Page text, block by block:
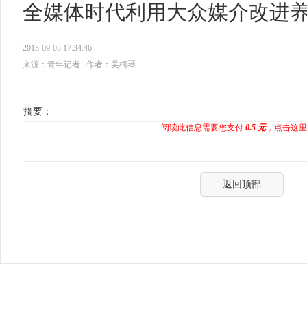
全媒体时代利用大众媒介改进
2013-09-05 17:34:46
来源：青年记者
作者：吴柯琴
摘要：
阅读此信息需要您支付 0.5 元，点击这
返回顶部